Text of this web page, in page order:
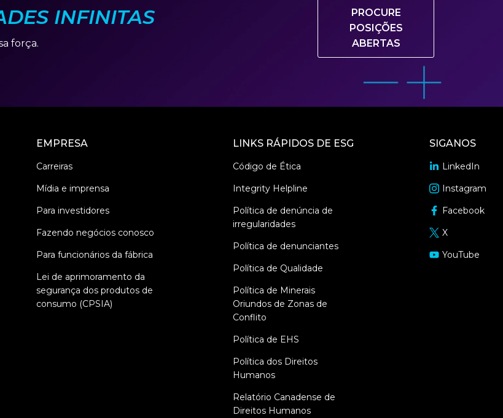
INFINITAS
força.
PROCURE
POSIÇÕES
ABERTAS
EMPRESA
Carreiras
Mídia e imprensa
Para investidores
Fazendo negócios conosco
Para funcionários da fábrica
Lei de aprimoramento da
segurança dos produtos de
consumo (CPSIA)
LINKS RÁPIDOS DE ESG
Código de Ética
Integrity Helpline
Política de denúncia de
irregularidades
Política de denunciantes
Política de Qualidade
Política de Minerais
Oriundos de Zonas de
Conflito
Política de EHS
Política dos Direitos
Humanos
Relatório Canadense de
Direitos Humanos
SIGA­NOS
LinkedIn
abre
em
nova
janela
Instagram
opens
in
new
window
Facebook
abre
em
nova
X
abre
emYouTube
abre